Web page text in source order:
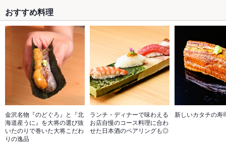
おすすめ料理
金沢名物『のどぐろ』と『北
海道産うに』を大将の選び抜
いたのりで巻いた大将こだわ
りの逸品
ランチ・ディナーで味わえる
お店自慢のコース料理に合わ
せた日本酒のペアリングも◎
新しいカタチの寿